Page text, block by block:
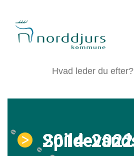
Spildevandsplan 2014-2022